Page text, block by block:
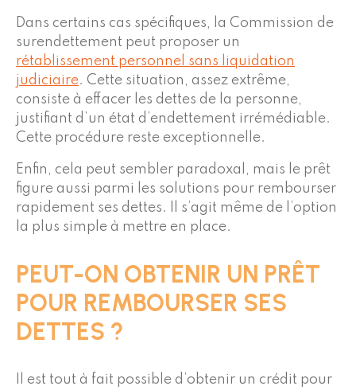
Dans certains cas spécifiques, la Commission de
surendettement peut proposer un
rétablissement personnel sans liquidation
judiciaire. Cette situation, assez extrême,
consiste à effacer les dettes de la personne,
justifiant d’un état d’endettement irrémédiable.
Cette procédure reste exceptionnelle.
Enfin, cela peut sembler paradoxal, mais le prêt
figure aussi parmi les solutions pour rembourser
rapidement ses dettes. Il s’agit même de l’option
la plus simple à mettre en place.
PEUT-ON OBTENIR UN PRÊT
POUR REMBOURSER SES
DETTES ?
Il est tout à fait possible d’obtenir un crédit pour